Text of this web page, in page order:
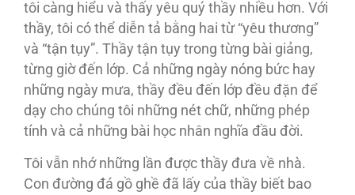
tôi càng hiểu và thấy yêu quý thầy nhiều hơn. Với
thầy, tôi có thể diễn tả bằng hai từ “yêu thương”
và “tận tụy”. Thầy tận tụy trong từng bài giảng,
từng giờ đến lớp. Cả những ngày nóng bức hay
những ngày mưa, thầy đều đến lớp đều đặn để
dạy cho chúng tôi những nét chữ, những phép
tính và cả những bài học nhân nghĩa đầu đời.
Tôi vẫn nhớ những lần được thầy đưa về nhà.
Con đường đá gồ ghề đã lấy của thầy biết bao